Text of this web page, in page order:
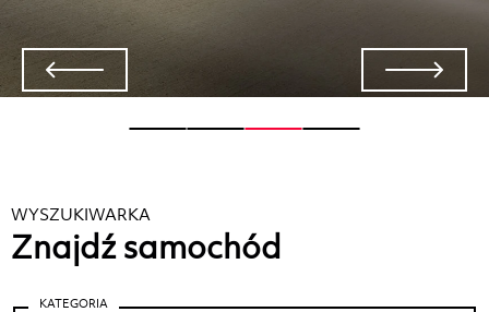
WYSZUKIWARKA
Znajdź samochód
KATEGORIA